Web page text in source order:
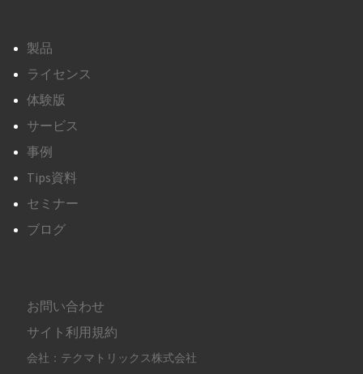
製品
ライセンス
体験版
サービス
事例
Tips資料
セミナー
ブログ
お問い合わせ
サイト利用規約
会社：テクマトリックス株式会社